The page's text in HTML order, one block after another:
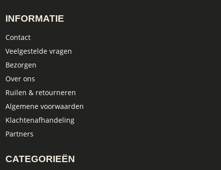
INFORMATIE
Contact
Veelgestelde vragen
Bezorgen
Over ons
Ruilen & retourneren
Algemene voorwaarden
Klachtenafhandeling
Partners
CATEGORIEËN